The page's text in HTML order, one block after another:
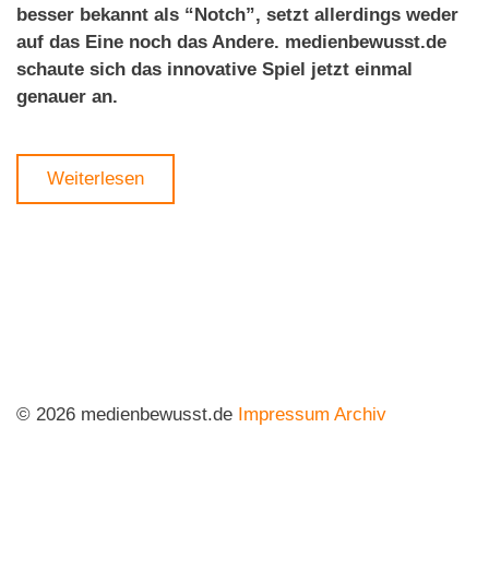
besser bekannt als “Notch”, setzt allerdings weder
auf das Eine noch das Andere. medienbewusst.de
schaute sich das innovative Spiel jetzt einmal
genauer an.
Weiterlesen
© 2026 medienbewusst.de Impressum Archiv